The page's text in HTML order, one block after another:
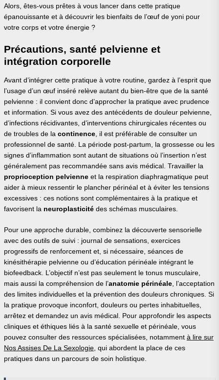
Alors, êtes-vous prêtes à vous lancer dans cette pratique
épanouissante et à découvrir les bienfaits de l’œuf de yoni pour
votre corps et votre énergie ?
Précautions, santé pelvienne et
intégration corporelle
Avant d’intégrer cette pratique à votre routine, gardez à l’esprit que
l’usage d’un œuf inséré relève autant du bien-être que de la santé
pelvienne : il convient donc d’approcher la pratique avec prudence
et information. Si vous avez des antécédents de douleur pelvienne,
d’infections récidivantes, d’interventions chirurgicales récentes ou
de troubles de la continence , il est préférable de consulter un
professionnel de santé. La période post-partum, la grossesse ou les
signes d’inflammation sont autant de situations où l’insertion n’est
généralement pas recommandée sans avis médical. Travailler la
proprioception pelvienne et la respiration diaphragmatique peut
aider à mieux ressentir le plancher périnéal et à éviter les tensions
excessives : ces notions sont complémentaires à la pratique et
favorisent la neuroplasticité des schémas musculaires.
Pour une approche durable, combinez la découverte sensorielle
avec des outils de suivi : journal de sensations, exercices
progressifs de renforcement et, si nécessaire, séances de
kinésithérapie pelvienne ou d’éducation périnéale intégrant le
biofeedback. L’objectif n’est pas seulement le tonus musculaire,
mais aussi la compréhension de l’anatomie périnéale , l’acceptation
des limites individuelles et la prévention des douleurs chroniques. Si
la pratique provoque inconfort, douleurs ou pertes inhabituelles,
arrêtez et demandez un avis médical. Pour approfondir les aspects
cliniques et éthiques liés à la santé sexuelle et périnéale, vous
pouvez consulter des ressources spécialisées, notamment à lire sur
Nos Assises De La Sexologie , qui abordent la place de ces
pratiques dans un parcours de soin holistique.